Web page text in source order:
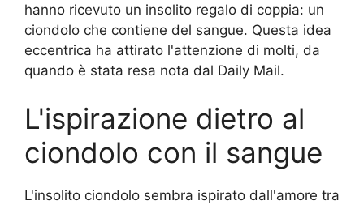
hanno ricevuto un insolito regalo di coppia: un
ciondolo che contiene del sangue. Questa idea
eccentrica ha attirato l'attenzione di molti, da
quando è stata resa nota dal Daily Mail.
L'ispirazione dietro al
ciondolo con il sangue
L'insolito ciondolo sembra ispirato dall'amore tra